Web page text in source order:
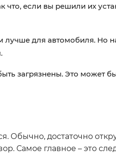
если вы решили их
лучше для автомобиля. Но
загрязнены. Это может
Обычно, достаточно
Самое главное – это